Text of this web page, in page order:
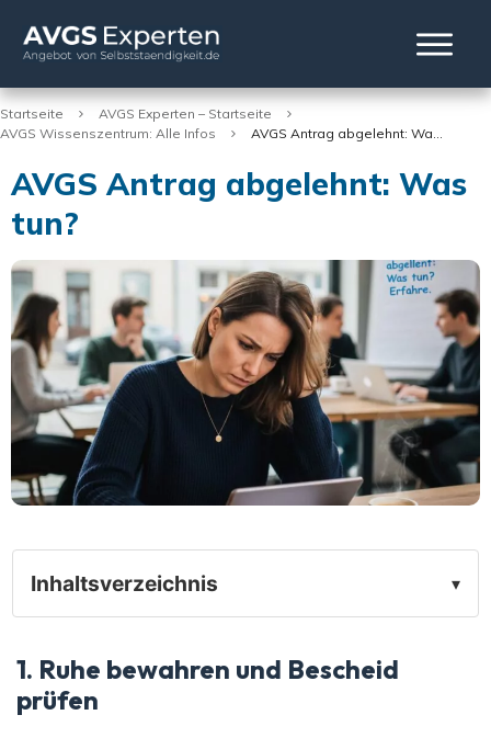
Startseite
AVGS Experten – Startseite
AVGS Wissenszentrum: Alle Infos
AVGS Antrag abgelehnt: Was tun?
AVGS Antrag abgelehnt: Was
tun?
Inhaltsverzeichnis ▾
1. Ruhe bewahren und Bescheid
prüfen